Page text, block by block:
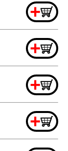
+
+
+
+